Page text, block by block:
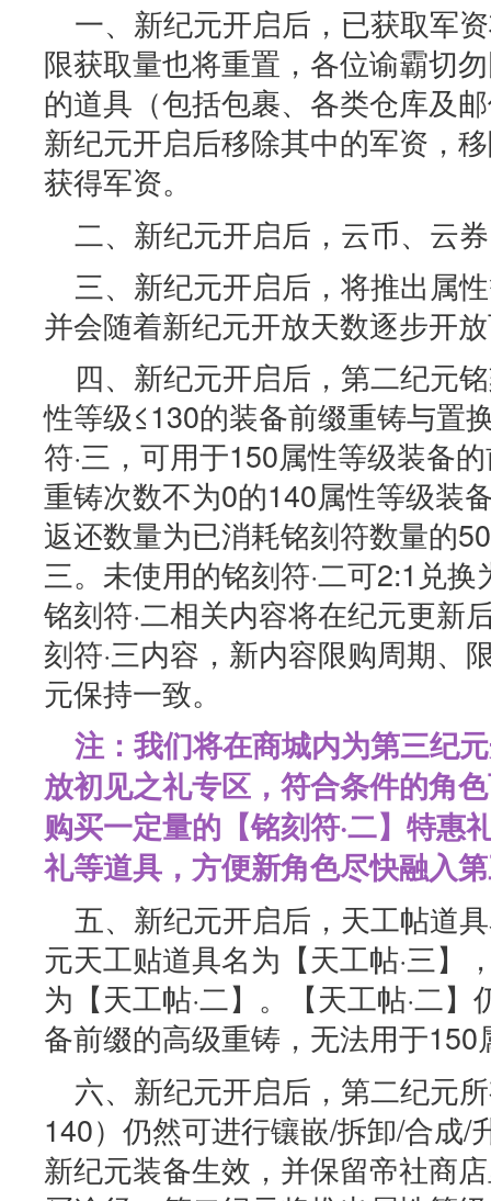
一、新纪元开启后，已获取军
限获取量也将重置，各位谕霸切
的道具（包括包裹、各类仓库及
新纪元开启后移除其中的军资，
获得军资。
二、新纪元开启后，云币、云
三、新纪元开启后，将推出属
并会随着新纪元开放天数逐步开
四、新纪元开启后，第二纪元
性等级≤130的装备前缀重铸与置
符·三，可用于150属性等级装备
重铸次数不为0的140属性等级装
返还数量为已消耗铭刻符数量的
三。未使用的铭刻符·二可2:1兑换
铭刻符·二相关内容将在纪元更新
刻符·三内容，新内容限购周期、
元保持一致。
注：我们将在商城内为第三纪
放初见之礼专区，符合条件的角
购买一定量的【铭刻符·二】特惠
礼等道具，方便新角色尽快融入
五、新纪元开启后，天工帖道
元天工贴道具名为【天工帖·三】
为【天工帖·二】。【天工帖·二
备前缀的高级重铸，无法用于150
六、新纪元开启后，第二纪元
140）仍然可进行镶嵌/拆卸/合成/
新纪元装备生效，并保留帝社商